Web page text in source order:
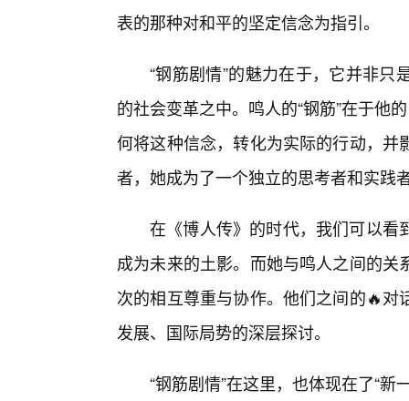
表的那种对和平的坚定信念为指引。
“钢筋剧情”的魅力在于，它并非
的社会变革之中。鸣人的“钢筋”在于他
何将这种信念，转化为实际的行动，
者，她成为了一个独立的思考者和实践
在《博人传》的时代，我们可以看
成为未来的土影。而她与鸣人之间的
次的相互尊重与协作。他们之间的🔥
发展、国际局势的深层探讨。
“钢筋剧情”在这里，也体现在了“